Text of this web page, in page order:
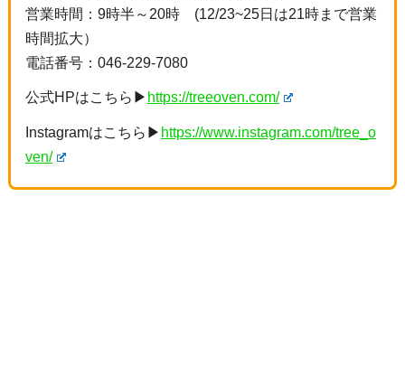
営業時間：9時半～20時 (12/23~25日は21時まで営業
時間拡大）
電話番号：046-229-7080
公式HPはこちら▶ https://treeoven.com/
Instagramはこちら▶ https://www.instagram.com/tree_o
ven/